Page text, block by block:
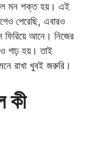
মন শক্ত হয়। এই
পেরেছি, এবারও
ফিরিয়ে আনে। নিজের
গাঢ় হয়। তাই
রাখা খুবই জরুরি।
কী